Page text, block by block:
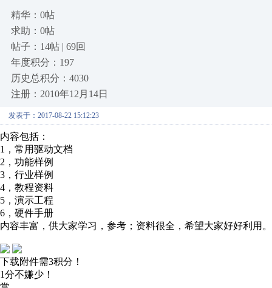
精华：0帖
求助：0帖
帖子：14帖 | 69回
年度积分：197
历史总积分：4030
注册：2010年12月14日
发表于：2017-08-22 15:12:23
内容包括：
1，常用驱动文档
2，功能样例
3，行业样例
4，教程资料
5，演示工程
6，硬件手册
内容丰富，供大家学习，参考；资料很全，希望大家好好利用。
下载附件需3积分！
1分不嫌少！